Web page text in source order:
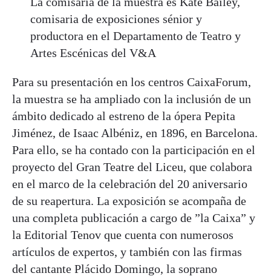
comisaria de exposiciones sénior y
productora en el Departamento de Teatro y
Artes Escénicas del V&A
Para su presentación en los centros CaixaForum,
la muestra se ha ampliado con la inclusión de un
ámbito dedicado al estreno de la ópera Pepita
Jiménez, de Isaac Albéniz, en 1896, en Barcelona.
Para ello, se ha contado con la participación en el
proyecto del Gran Teatre del Liceu, que colabora
en el marco de la celebración del 20 aniversario
de su reapertura. La exposición se acompaña de
una completa publicación a cargo de ”la Caixa” y
la Editorial Tenov que cuenta con numerosos
artículos de expertos, y también con las firmas
del cantante Plácido Domingo, la soprano